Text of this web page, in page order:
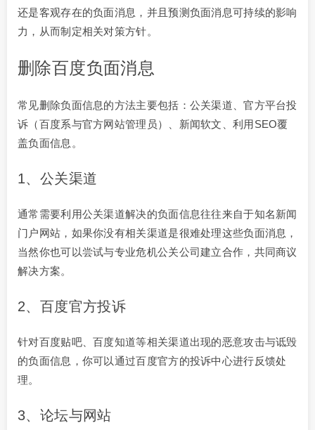
还是客观存在的负面消息，并且预测负面消息可持续的影响
力，从而制定相关对策方针。
删除百度负面消息
常见删除负面信息的方法主要包括：公关渠道、官方平台投
诉（百度系与官方网站管理员）、新闻软文、利用SEO覆
盖负面信息。
1、公关渠道
通常需要利用公关渠道解决的负面信息往往来自于知名新闻
门户网站，如果你没有相关渠道是很难处理这些负面消息，
当然你也可以尝试与专业危机公关公司建立合作，共同商议
解决方案。
2、百度官方投诉
针对百度贴吧、百度知道等相关渠道出现的恶意攻击与诋毁
的负面信息，你可以通过百度官方的投诉中心进行反馈处
理。
3、论坛与网站